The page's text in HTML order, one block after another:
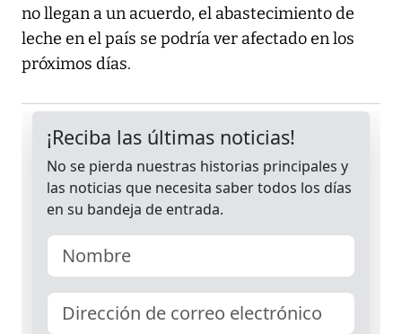
no llegan a un acuerdo, el abastecimiento de
leche en el país se podría ver afectado en los
próximos días.